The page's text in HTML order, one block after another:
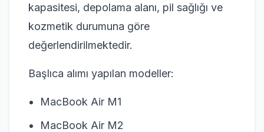
kapasitesi, depolama alanı, pil sağlığı ve
kozmetik durumuna göre
değerlendirilmektedir.
Başlıca alımı yapılan modeller:
MacBook Air M1
MacBook Air M2